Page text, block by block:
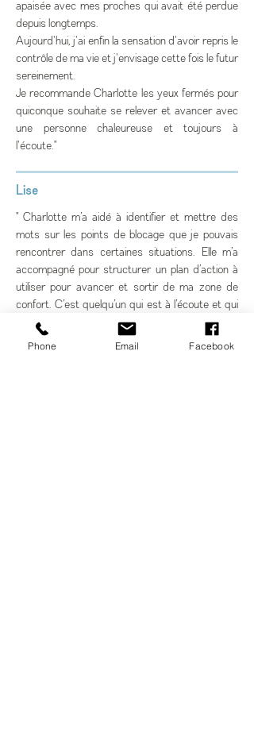
apaisée avec mes proches qui avait été perdue
depuis longtemps.
Aujourd'hui, j'ai enfin la sensation d'avoir repris le
contrôle de ma vie et j'envisage cette fois le futur
sereinement.
Je recommande Charlotte les yeux fermés pour
quiconque souhaite se relever et avancer avec
une personne chaleureuse et toujours à
l'écoute."
Lise
" Charlotte m’a aidé à identifier et mettre des
mots sur les points de blocage que je pouvais
rencontrer dans certaines situations. Elle m’a
accompagné pour structurer un plan d’action à
utiliser pour avancer et sortir de ma zone de
confort. C’est quelqu’un qui est à l’écoute et qui
m’a permis de me poser les bonnes questions
pour mieux me connaître. "
Phone Email Facebook